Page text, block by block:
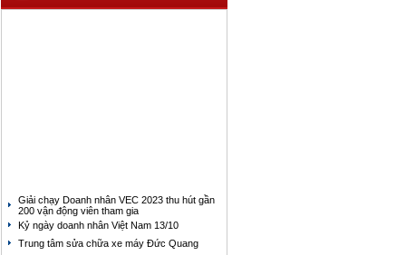
Giải chạy Doanh nhân VEC 2023 thu hút gần
200 vận động viên tham gia
Kỷ ngày doanh nhân Việt Nam 13/10
Trung tâm sửa chữa xe máy Đức Quang